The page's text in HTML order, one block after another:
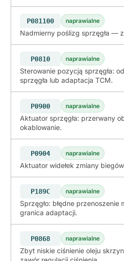
P081100
Nadmierny poślizg sprzęgła —
naprawialne
P0810
Sterowanie pozycją sprzęgła:
sprzęgła lub adaptacja TCM.
naprawialne
P0900
Aktuator sprzęgła: przerwany
okablowanie.
naprawialne
P0904
Aktuator widełek zmiany
naprawialne
P189C
Sprzęgło: błędne
granica adaptacji.
naprawialne
P0868
Zbyt niskie ciśnienie oleju
naprawialne